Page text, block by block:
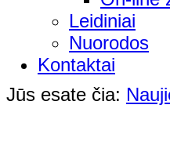
Leidiniai
Nuorodos
Kontaktai
Jūs esate čia: